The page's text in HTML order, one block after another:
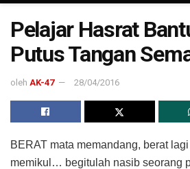
Pelajar Hasrat
Putus Tangan
oleh AK-47 28/04/2016
BERAT mata memandang, berat
memikul… begitulah nasib seorang